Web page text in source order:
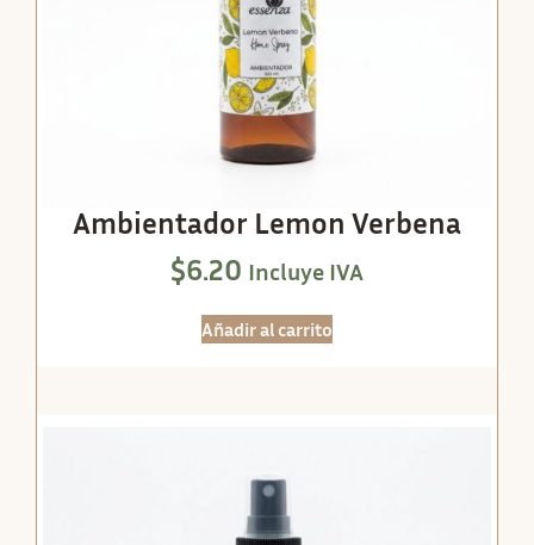
Ambientador Lemon Verbena
$6.20 Incluye IVA
Añadir al carrito